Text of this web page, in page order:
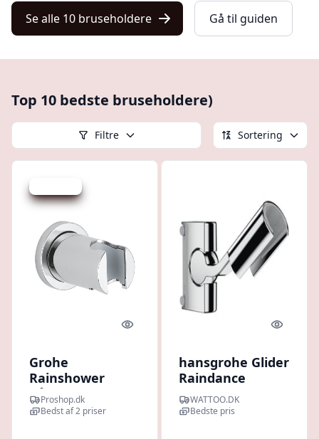
Se alle 10 bruseholdere Gå til guiden
Top 10 bedste bruseholdere)
Filtre Sortering
Quick look
Grohe
Rainshower
håndbruserholder
til væg, krom
Proshop.dk
Bedst af 2 priser
Quick
hansgrohe Glider
Raindance
Unica'S krom
WATTOO.DK
Bedste pris